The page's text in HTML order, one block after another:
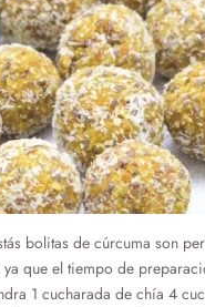
bolitas de cúrcuma son
que el tiempo de
1 cucharada de chía 4